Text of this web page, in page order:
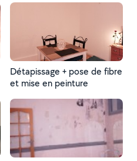
Détapissage + pose de fibre
et mise en peinture